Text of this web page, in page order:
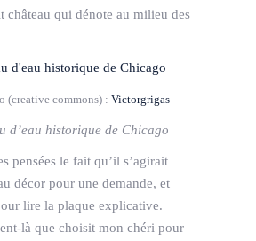
château qui dénote au milieu des
(creative commons) : Victorgrigas
d’eau historique de Chicago
pensées le fait qu’il s’agirait
décor pour une demande, et
lire la plaque explicative.
là que choisit mon chéri pour